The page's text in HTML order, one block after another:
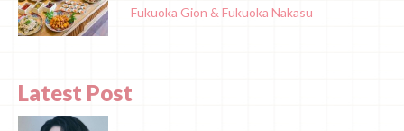
Fukuoka Gion & Fukuoka Nakasu
Latest Post